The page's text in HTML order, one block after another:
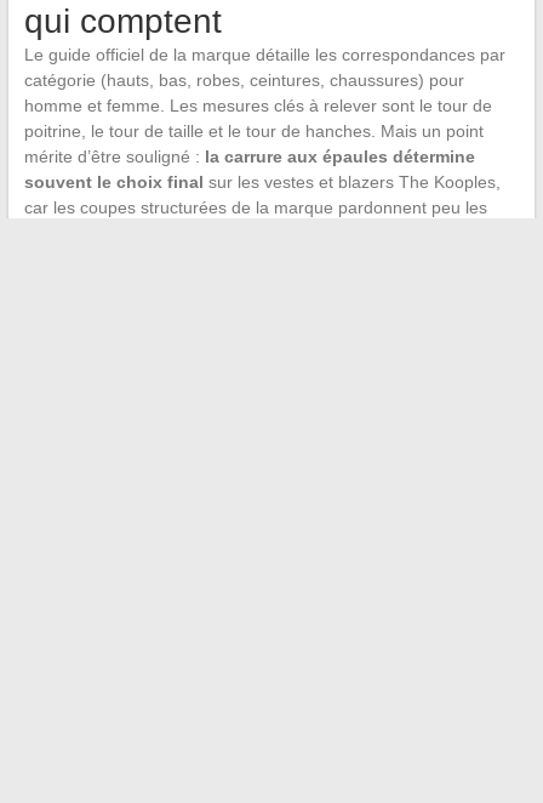
qui comptent
Le guide officiel de la marque détaille les correspondances par
catégorie (hauts, bas, robes, ceintures, chaussures) pour
homme et femme. Les mesures clés à relever sont le tour de
poitrine, le tour de taille et le tour de hanches. Mais un point
mérite d’être souligné : la carrure aux épaules détermine
souvent le choix final sur les vestes et blazers The Kooples,
car les coupes structurées de la marque pardonnent peu les